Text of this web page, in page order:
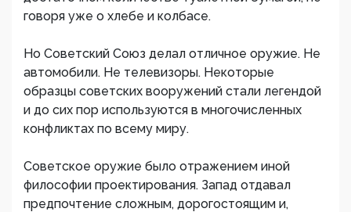
говоря уже о хлебе и колбасе.
Но Советский Союз делал отличное оружие. Не
автомобили. Не телевизоры. Некоторые
образцы советских вооружений стали легендой
и до сих пор используются в многочисленных
конфликтах по всему миру.
Советское оружие было отражением иной
философии проектирования. Запад отдавал
предпочтение сложным, дорогостоящим и,